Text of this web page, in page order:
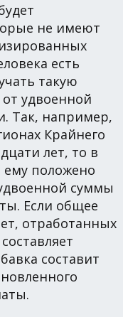
не имеют
есть
такую
удвоенной
Так, например,
Крайнего
лет, то в
ему положено
суммы
Если общее
отработанных
составит